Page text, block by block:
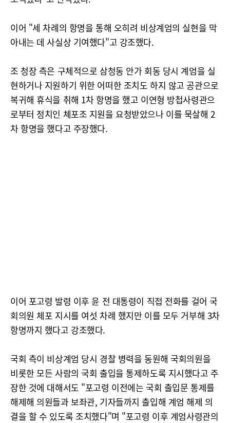
이어 "세 차례의 항명을 통해 오히려 비상계엄의 실현을 막
아내는 데 사실상 기여했다"고 강조했다.
조 청장 측은 구체적으로 삼청동 안가 회동 당시 계엄을 실
현하거나 지원하기 위한 어떠한 조치도 하지 않고 공관으로
복귀해 휴식을 취해 1차 항명을 했고 이연형 방첩사령관으
로부터 정치인 체포조 지원을 요청받았으나 이를 묵살해 2
차 항명을 했다고 주장했다.
이어 포고령 발령 이후 윤 전 대통령이 직접 전화를 걸어 국
회의원 체포 지시를 여섯 차례 했지만 이를 모두 거부해 3차
항명까지 했다고 강조했다.
국회 측이 비상계엄 당시 경찰 병력을 동원해 국회의원을
비롯한 모든 사람의 국회 출입을 통제하도록 지시했다고 주
장한 것에 대해서도 "포고령 이전에는 국회 출입문 통제를
해제해 의원들과 보좌관, 기자들까지 출입해 계엄 해제 의
결을 할 수 있도록 조치했다"며 "포고령 이후 계엄사령관의